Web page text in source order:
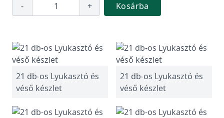
- + Kosárba
21 db-os Lyukasztó és
véső készlet
21 db-os Lyukasztó és
véső készlet